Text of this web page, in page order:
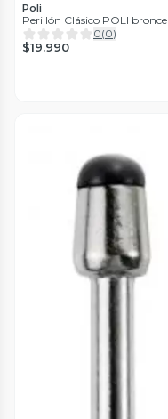
Poli
Perillón Clásico POLI bronce
0(0)
$19.990